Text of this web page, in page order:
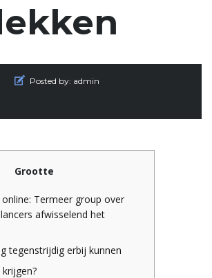
Posted by: admin
Grootte
Termeer group over
afwisselend het
tegenstrijdig erbij kunnen